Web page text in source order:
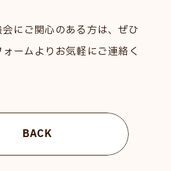
にご関心のある方は、ぜひ
ームよりお気軽にご連絡く
BACK